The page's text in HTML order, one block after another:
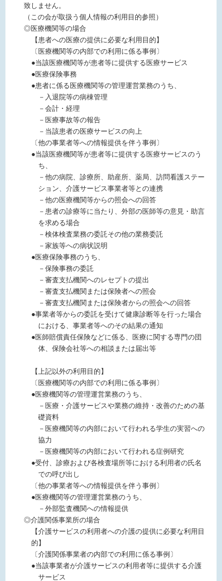
致しません。
（この会が取扱う個人情報の利用目的参照）
◎医療機関等の場合
【患者への医療の提供に必要な利用目的】
〔医療機関等の内部での利用に係る事例〕
●当該医療機関等が患者等に提供する医療サービス
●医療保険事務
●患者に係る医療機関等の管理運営業務のうち、
－入退院等の病棟管理
－会計・経理
－医療事故等の報告
－当該患者の医療サービスの向上
〔他の事業者等への情報提供を伴う事例〕
●当該医療機関等が患者等に提供する医療サービスのう
ち、
－他の病院、診療所、助産所、薬局、訪問看護ステー
ション、介護サービス事業者等との連携
－他の医療機関等からの照会への回答
－患者の診療等に当たり、外部の医師等の意見・助言
を求める場合
－検体検査業務の委託その他の業務委託
－家族等への病状説明
●医療保険事務のうち、
－保険事務の委託
－審査支払機関へのレセプトの提出
－審査支払機関または保険者への照会
－審査支払機関または保険者からの照会への回答
●事業者等からの委託を受けて健康診断等を行った場合
における、事業者等へのその結果の通知
●医師賠償責任保険などに係る、医療に関する専門の団
体、保険会社等への相談または届出等
【上記以外の利用目的】
〔医療機関等の内部での利用に係る事例〕
●医療機関等の管理運営業務のうち、
－医療・介護サービスや業務の維持・改善のための基
礎資料
－医療機関等の内部において行われる学生の実習への
協力
－医療機関等の内部において行われる症例研究
●受付、診療および各検査場所等における利用者の氏名
での呼び出し
〔他の事業者等への情報提供を伴う事例〕
●医療機関等の管理運営業務のうち、
－外部監査機関への情報提供
◎介護関係事業所の場合
【介護サービスの利用者への介護の提供に必要な利用目
的】
〔介護関係事業者の内部での利用に係る事例〕
●当該事業者が介護サービスの利用者等に提供する介護
サービス